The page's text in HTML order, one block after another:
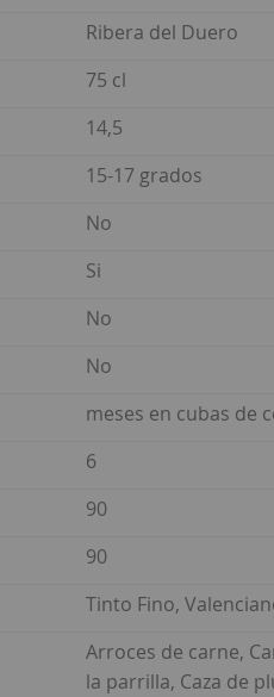
Ribera del Duero
75 cl
14,5
15-17 grados
No
Si
No
No
meses en cubas de
6
90
90
Tinto Fino,
Arroces de carne,
la parrilla, Caza de